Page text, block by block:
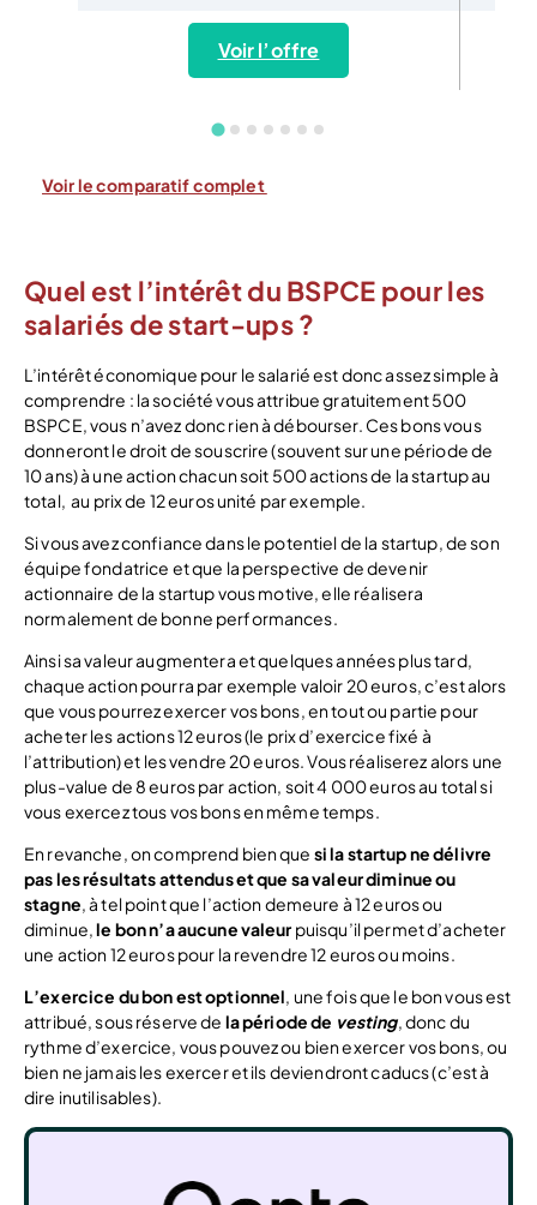
Voir l’offre
Voir le comparatif complet
Quel est l’intérêt du BSPCE pour les
salariés de start-ups ?
L’intérêt économique pour le salarié est donc assez simple à
comprendre : la société vous attribue gratuitement 500
BSPCE, vous n’avez donc rien à débourser. Ces bons vous
donneront le droit de souscrire (souvent sur une période de
10 ans) à une action chacun soit 500 actions de la startup au
total, au prix de 12 euros unité par exemple.
Si vous avez confiance dans le potentiel de la startup, de son
équipe fondatrice et que la perspective de devenir
actionnaire de la startup vous motive, elle réalisera
normalement de bonne performances.
Ainsi sa valeur augmentera et quelques années plus tard,
chaque action pourra par exemple valoir 20 euros, c’est alors
que vous pourrez exercer vos bons, en tout ou partie pour
acheter les actions 12 euros (le prix d’exercice fixé à
l’attribution) et les vendre 20 euros. Vous réaliserez alors une
plus-value de 8 euros par action, soit 4 000 euros au total si
vous exercez tous vos bons en même temps.
En revanche, on comprend bien que si la startup ne délivre
pas les résultats attendus et que sa valeur diminue ou
stagne, à tel point que l’action demeure à 12 euros ou
diminue,le bon n’a aucune valeur puisqu’il permet d’acheter
une action 12 euros pour la revendre 12 euros ou moins.
L’exercice du bon est optionnel, une fois que le bon vous est
attribué, sous réserve de la période de vesting, donc du
rythme d’exercice, vous pouvez ou bien exercer vos bons, ou
bien ne jamais les exercer et ils deviendront caducs (c’est à
dire inutilisables).